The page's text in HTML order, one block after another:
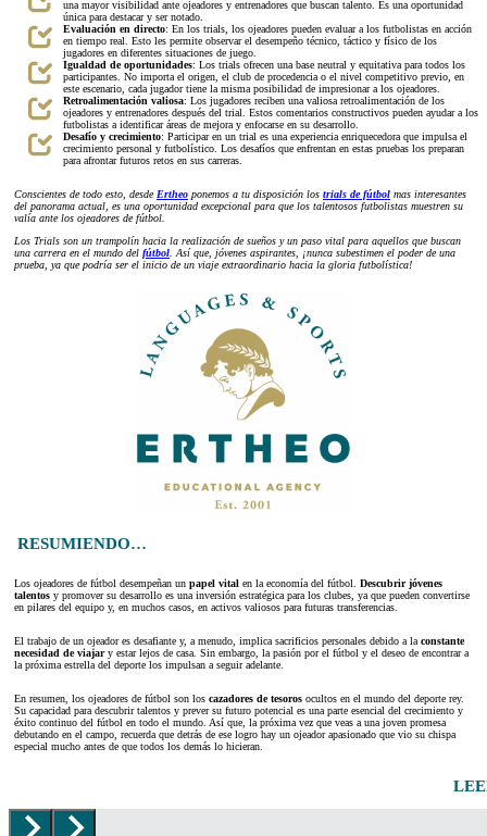
una mayor visibilidad ante ojeadores y entrenadores que buscan talento. Es una oportunidad
única para destacar y ser notado.
Evaluación en directo: En los trials, los ojeadores pueden evaluar a los futbolistas en acción
en tiempo real. Esto les permite observar el desempeño técnico, táctico y físico de los
jugadores en diferentes situaciones de juego.
Igualdad de oportunidades: Los trials ofrecen una base neutral y equitativa para todos los
participantes. No importa el origen, el club de procedencia o el nivel competitivo previo, en
este escenario, cada jugador tiene la misma posibilidad de impresionar a los ojeadores.
Retroalimentación valiosa: Los jugadores reciben una valiosa retroalimentación de los
ojeadores y entrenadores después del trial. Estos comentarios constructivos pueden ayudar a los
futbolistas a identificar áreas de mejora y enfocarse en su desarrollo.
Desafío y crecimiento: Participar en un trial es una experiencia enriquecedora que impulsa el
crecimiento personal y futbolístico. Los desafíos que enfrentan en estas pruebas los preparan
para afrontar futuros retos en sus carreras.
Conscientes de todo esto, desdeErtheo ponemos a tu disposición los trials de fútbol mas interesantes
del panorama actual, es una oportunidad excepcional para que los talentosos futbolistas muestren su
valía ante los ojeadores de fútbol.
Los Trials son un trampolín hacia la realización de sueños y un paso vital para aquellos que buscan
una carrera en el mundo del fútbol. Así que, jóvenes aspirantes, ¡nunca subestimen el poder de una
prueba, ya que podría ser el inicio de un viaje extraordinario hacia la gloria futbolística!
RESUMIENDO…
Los ojeadores de fútbol desempeñan un papel vital en la economía del fútbol. Descubrir jóvenes
talentos y promover su desarrollo es una inversión estratégica para los clubes, ya que pueden convertirse
en pilares del equipo y, en muchos casos, en activos valiosos para futuras transferencias.
El trabajo de un ojeador es desafiante y, a menudo, implica sacrificios personales debido a laconstante
necesidad de viajary estar lejos de casa. Sin embargo, la pasión por el fútbol y el deseo de encontrar a
la próxima estrella del deporte los impulsan a seguir adelante.
En resumen, los ojeadores de fútbol son los cazadores de tesoros ocultos en el mundo del deporte rey.
Su capacidad para descubrir talentos y prever su futuro potencial es una parte esencial del crecimiento y
éxito continuo del fútbol en todo el mundo. Así que, la próxima vez que veas a una joven promesa
debutando en el campo, recuerda que detrás de ese logro hay un ojeador apasionado que vio su chispa
especial mucho antes de que todos los demás lo hicieran.